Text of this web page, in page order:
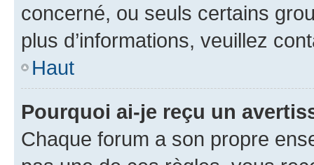
concerné, ou seuls certains
plus d’informations, veuillez
Haut
Pourquoi ai-je reçu un
Chaque forum a son propre